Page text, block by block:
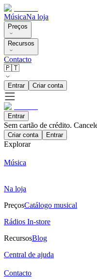
MúsicaNa loja
Preços
Recursos
Contacto
🇵🇹
Entrar Criar conta
Entrar
Sem cartão de crédito.
Criar conta Entrar
Explorar
Música
Na loja
PreçosCatálogo musical
Rádios In-store
RecursosBlog
Central de ajuda
Contacto